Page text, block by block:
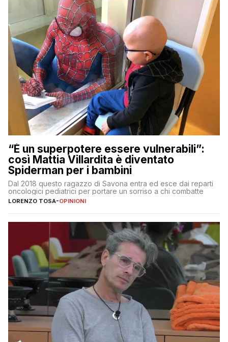
“È un superpotere essere vulnerabili”:
così Mattia Villardita è diventato
Spiderman per i bambini
Dal 2018 questo ragazzo di Savona entra ed esce dai reparti
oncologici pediatrici per portare un sorriso a chi combatte
LORENZO TOSA-OPINIONI